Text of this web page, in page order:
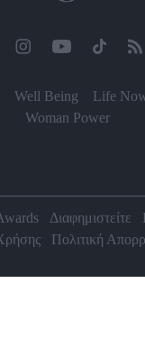
Well Being Life
Woman Power
Διαφημιστείτε
Πολιτική